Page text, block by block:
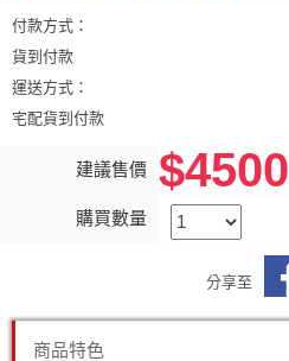
付款方式：
貨到付款
運送方式：
宅配貨到付款
建議售價 $4500
購買數量
分享至
商品特色